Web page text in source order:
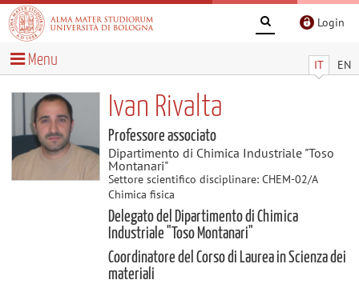
Login
IT EN
Menu
Ivan Rivalta
Professore associato
Dipartimento di Chimica Industriale "Toso
Montanari"
Settore scientifico disciplinare: CHEM-02/A
Chimica fisica
Delegato del Dipartimento di Chimica
Industriale "Toso Montanari"
Coordinatore del Corso di Laurea in Scienza dei
materiali